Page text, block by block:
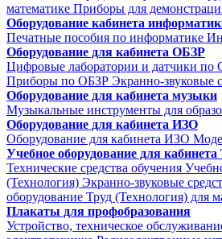
математике Приборы для
Оборудование кабинета
Печатные пособия по информатике
Оборудование для кабинета ОБЗР
Цифровые лаборатории и датчики по
Приборы по ОБЗР Экранно-звуковые
Оборудование для кабинета музыки
Музыкальные инструменты для
Оборудование для кабинета ИЗО
Оборудование для кабинета ИЗО
Учебное оборудование для
Технические средства обучения
(Технология) Экранно-звуковые
оборудование Труд (Технология) для
Плакаты для профобразования
Устройство, техническое